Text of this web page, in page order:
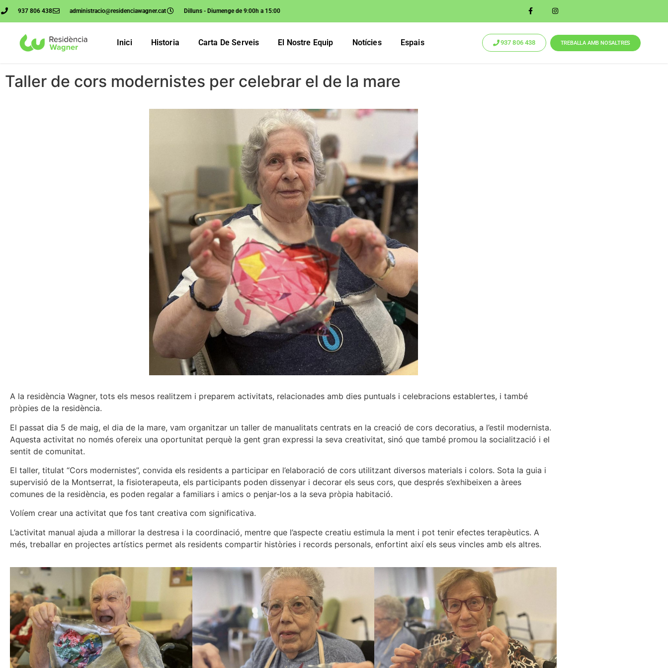
937 806 438 administracio@residenciawagner.cat Dilluns - Diumenge de 9:00h a 15:00
Inici Historia Carta De Serveis El Nostre Equip Notícies Espais 937 806 438 TREBALLA AMB NOSALTRES
Taller de cors modernistes per celebrar el de la mare
A la residència Wagner, tots els mesos realitzem i preparem activitats, relacionades amb dies puntuals i celebracions establertes, i també
pròpies de la residència.
El passat dia 5 de maig, el dia de la mare, vam organitzar un taller de manualitats centrats en la creació de cors decoratius, a l’estil modernista.
Aquesta activitat no només ofereix una oportunitat perquè la gent gran expressi la seva creativitat, sinó que també promou la socialització i el
sentit de comunitat.
El taller, titulat “Cors modernistes”, convida els residents a participar en l’elaboració de cors utilitzant diversos materials i colors. Sota la guia i
supervisió de la Montserrat, la fisioterapeuta, els participants poden dissenyar i decorar els seus cors, que després s’exhibeixen a àrees
comunes de la residència, es poden regalar a familiars i amics o penjar-los a la seva pròpia habitació.
Volíem crear una activitat que fos tant creativa com significativa.
L’activitat manual ajuda a millorar la destresa i la coordinació, mentre que l’aspecte creatiu estimula la ment i pot tenir efectes terapèutics. A
més, treballar en projectes artístics permet als residents compartir històries i records personals, enfortint així els seus vincles amb els altres.